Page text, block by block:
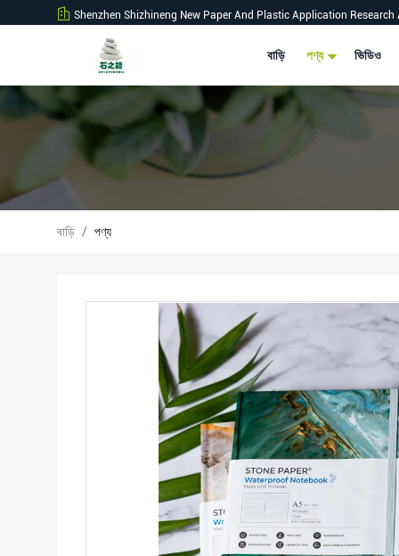
Shenzhen Shizhineng New Paper And Plastic Application Research
বাড়ি পণ্য ভিডিও
বাড়ি / পণ্য